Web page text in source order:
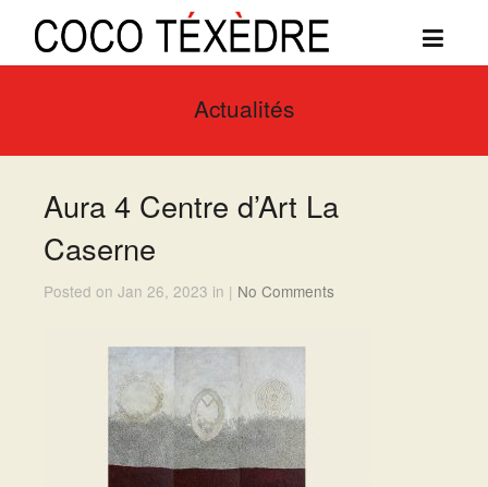
Actualités
Aura 4 Centre d’Art La
Caserne
Posted on Jan 26, 2023 in | No Comments